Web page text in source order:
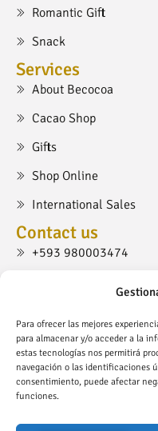
Para ofrecer las mejores
para almacenar y/o acceder a la
estas tecnologías nos permitirá
navegación o las identificaciones
consentimiento, puede afectar
funciones.
Romantic Gift
Snack
Services
About Becocoa
Cacao Shop
Gifts
Shop Online
International Sales
Contact us
+593 980003474
Copyright ©